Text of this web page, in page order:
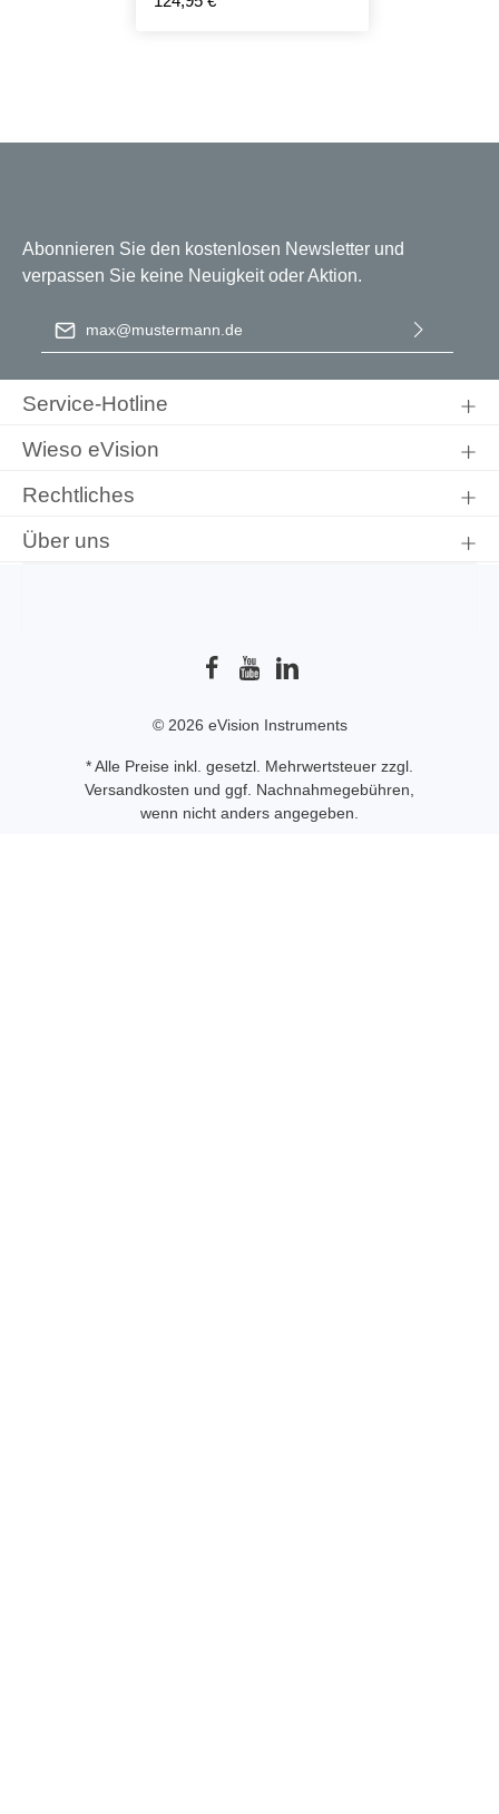
Abonnieren Sie den kostenlosen Newsletter und
verpassen Sie keine Neuigkeit oder Aktion.
E-Mail-Adresse*
einverstanden.
Service-Hotline
Wieso eVision
Rechtliches
Über uns
© 2026 eVision Instruments
* Alle Preise inkl. gesetzl. Mehrwertsteuer zzgl.
Versandkosten und ggf. Nachnahmegebühren,
wenn nicht anders angegeben.